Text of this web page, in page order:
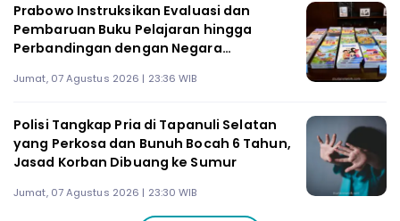
Prabowo Instruksikan Evaluasi dan
Pembaruan Buku Pelajaran hingga
Perbandingan dengan Negara
Jumat, 07 Agustus 2026 | 23:36 WIB
Polisi Tangkap Pria di Tapanuli Selatan
yang Perkosa dan Bunuh Bocah 6 Tahun,
Jasad Korban Dibuang ke Sumur
Jumat, 07 Agustus 2026 | 23:30 WIB